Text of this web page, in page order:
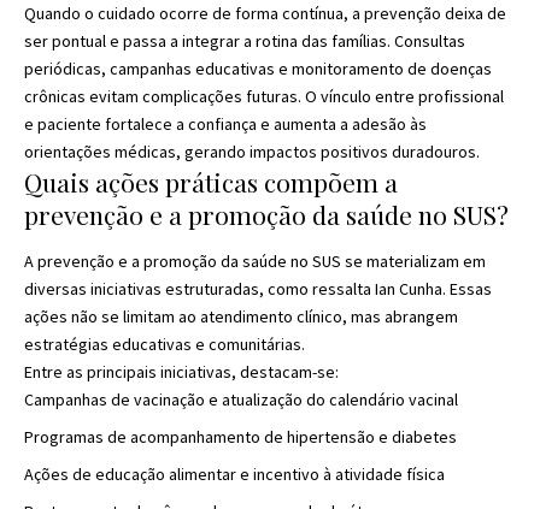
Quando o cuidado ocorre de forma contínua, a prevenção deixa de
ser pontual e passa a integrar a rotina das famílias. Consultas
periódicas, campanhas educativas e monitoramento de doenças
crônicas evitam complicações futuras. O vínculo entre profissional
e paciente fortalece a confiança e aumenta a adesão às
orientações médicas, gerando impactos positivos duradouros.
Quais ações práticas compõem a
prevenção e a promoção da saúde no SUS?
A prevenção e a promoção da saúde no SUS se materializam em
diversas iniciativas estruturadas, como ressalta Ian Cunha. Essas
ações não se limitam ao atendimento clínico, mas abrangem
estratégias educativas e comunitárias.
Entre as principais iniciativas, destacam-se:
Campanhas de vacinação e atualização do calendário vacinal
Programas de acompanhamento de hipertensão e diabetes
Ações de educação alimentar e incentivo à atividade física